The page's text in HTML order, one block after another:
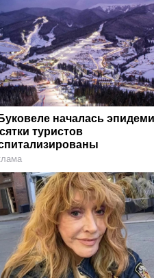
началась
туристов